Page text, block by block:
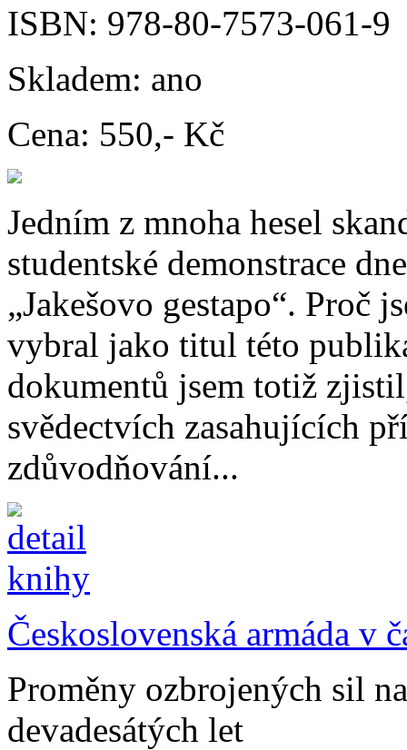
ISBN: 978-80-7573-061-9
Skladem: ano
Cena: 550,- Kč
Jedním z mnoha hesel
studentské demonstrace
„Jakešovo gestapo“. Proč
vybral jako titul této
dokumentů jsem totiž
svědectvích zasahujících
zdůvodňování...
Československá armáda v
Proměny ozbrojených sil
devadesátých let